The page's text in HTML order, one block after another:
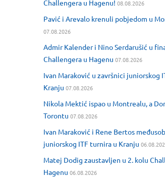
Challengera u Hagenu! 08.08.2026
Pavić i Arevalo krenuli pobjedom u
07.08.2026
Admir Kalender i Nino Serdarušić u
Challengera u Hagenu 07.08.2026
Ivan Maraković u završnici juniorskog
Kranju 07.08.2026
Nikola Mektić ispao u Montrealu, a
Torontu 07.08.2026
Ivan Maraković i Rene Bertos
juniorskog ITF turnira u Kranju
Matej Dodig zaustavljen u 2. kolu
Hagenu 06.08.2026